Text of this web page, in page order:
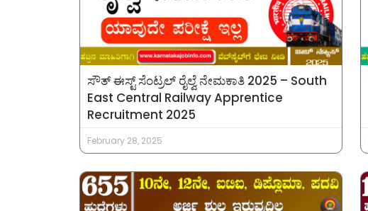
ಸೌತ್ ಈಸ್ಟ್ ಸೆಂಟ್ರಲ್ ರೈಲ್ವೆ ನೇಮಕಾತಿ 2025 – South
East Central Railway Apprentice
Recruitment 2025
February 28, 2025